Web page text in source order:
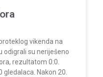
vikenda na
odigrali su neriješeno
rezultatom 0:0.
Nakon 20.